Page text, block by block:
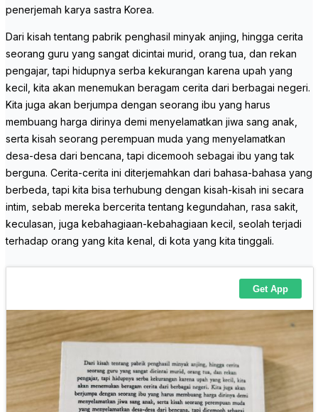
penerjemah karya sastra Korea.
Dari kisah tentang pabrik penghasil minyak anjing, hingga cerita
seorang guru yang sangat dicintai murid, orang tua, dan rekan
pengajar, tapi hidupnya serba kekurangan karena upah yang
kecil, kita akan menemukan beragam cerita dari berbagai negeri.
Kita juga akan berjumpa dengan seorang ibu yang harus
membuang harga dirinya demi menyelamatkan jiwa sang anak,
serta kisah seorang perempuan muda yang menyelamatkan
desa-desa dari bencana, tapi dicemooh sebagai ibu yang tak
berguna. Cerita-cerita ini diterjemahkan dari bahasa-bahasa yang
berbeda, tapi kita bisa terhubung dengan kisah-kisah ini secara
intim, sebab mereka bercerita tentang kegundahan, rasa sakit,
keculasan, juga kebahagiaan-kebahagiaan kecil, seolah terjadi
terhadap orang yang kita kenal, di kota yang kita tinggali.